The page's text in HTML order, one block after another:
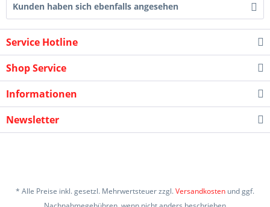
Kunden haben sich ebenfalls angesehen
Service Hotline
Shop Service
Informationen
Newsletter
* Alle Preise inkl. gesetzl. Mehrwertsteuer zzgl.Versandkosten und ggf.